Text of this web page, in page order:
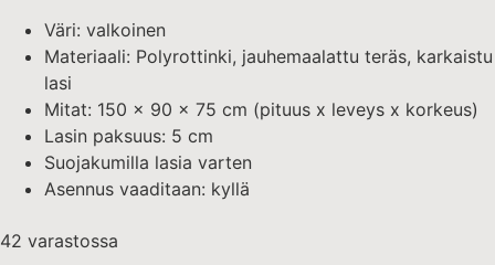
Väri: valkoinen
Materiaali: Polyrottinki, jauhemaalattu teräs, karkaistu
lasi
Mitat: 150 x 90 x 75 cm (pituus x leveys x korkeus)
Lasin paksuus: 5 cm
Suojakumilla lasia varten
Asennus vaaditaan: kyllä
42 varastossa